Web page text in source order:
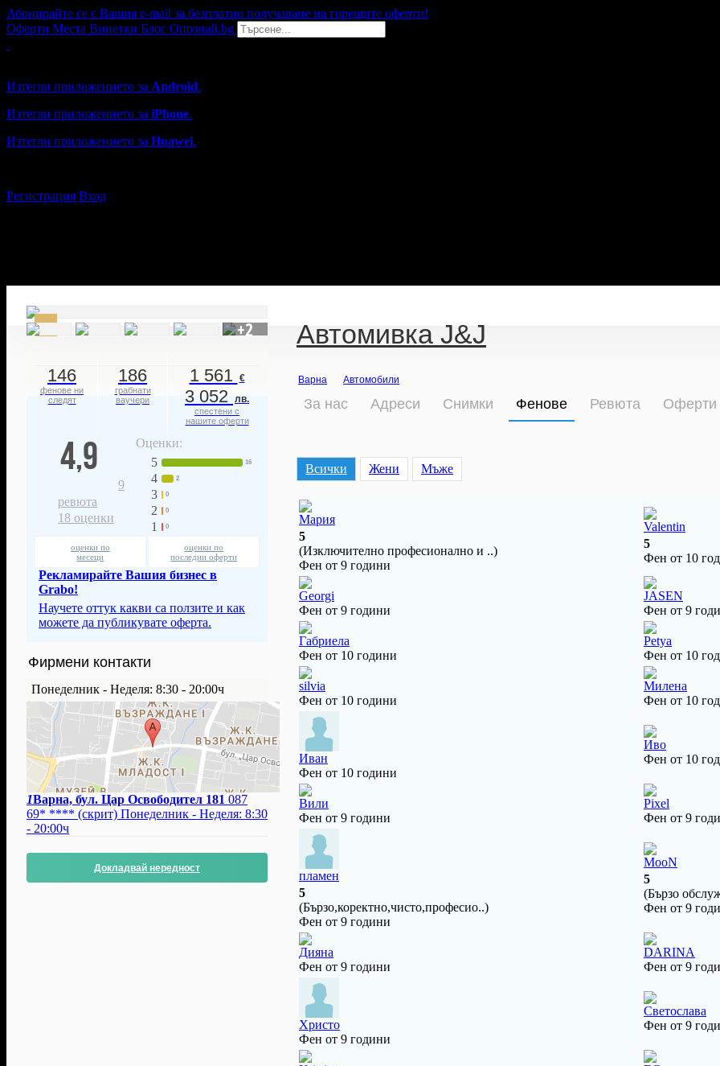
Абонирайте се с Вашия e-mail за безплатно получаване на горещите оферти!
Оферти Места Винетки Блог Опознай.bg
Изтегли приложението за Android.
Изтегли приложението за iPhone.
Изтегли приложението за Huawei.
Регистрация Вход
+2
146
фенове ни
следят
186
грабнати
ваучери
1 561 €
3 052 лв.
спестени с
нашите оферти
4,9
9
ревюта
18 оценки
Оценки:
5
16
4 2
3 0
2 0
1 0
оценки по
месеци
оценки по
последни оферти
Рекламирайте Вашия бизнес в
Grabo!
Научете оттук какви са ползите и как
можете да публикувате оферта.
Фирмени контакти
Понеделник - Неделя: 8:30 - 20:00ч
1Варна, бул. Цар Освободител 181 087
69* **** (скрит) Понеделник - Неделя: 8:30
- 20:00ч
Докладвай нередност
Автомивка J&J
Варна Автомобили
За нас Адреси Снимки Фенове Ревюта Оферти
Всички Жени Мъже
Мария
5
(Изключително професионално и ..)
Фен от 9 години
Valentin
5
Фен от 10
Georgi
Фен от 9 години
JASEN
Фен от 9
Габриела
Фен от 10 години
Petya
Фен от 10
silvia
Фен от 10 години
Милена
Фен от 10
Иван
Фен от 10 години
Иво
Фен от 10
Вили
Фен от 9 години
Pixel
Фен от 9
пламен
5
(Бързо,коректно,чисто,професио..)
Фен от 9 години
MooN
5
(Бързо
Фен от 9
Дияна
Фен от 9 години
DARINA
Фен от 9
Христо
Фен от 9 години
Светослава
Фен от 9